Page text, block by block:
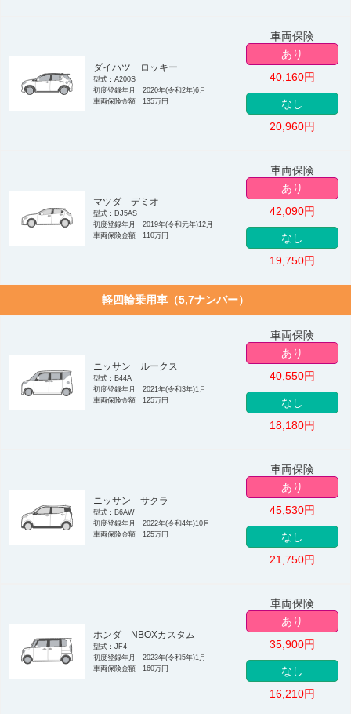
ダイハツ ロッキー
型式：A200S
初度登録年月：2020年(令和2年)6月
車両保険金額：135万円
車両保険
あり
40,160円
なし
20,960円
マツダ デミオ
型式：DJ5AS
初度登録年月：2019年(令和元年)12月
車両保険金額：110万円
車両保険
あり
42,090円
なし
19,750円
軽四輪乗用車（5,7ナンバー）
ニッサン ルークス
型式：B44A
初度登録年月：2021年(令和3年)1月
車両保険金額：125万円
車両保険
あり
40,550円
なし
18,180円
ニッサン サクラ
型式：B6AW
初度登録年月：2022年(令和4年)10月
車両保険金額：125万円
車両保険
あり
45,530円
なし
21,750円
ホンダ NBOXカスタム
型式：JF4
初度登録年月：2023年(令和5年)1月
車両保険金額：160万円
車両保険
あり
35,900円
なし
16,210円